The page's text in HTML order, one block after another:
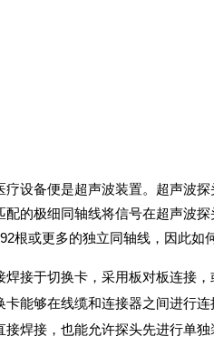
设备便是超声波装置。超声波
配的极细同轴线将信号在超声波
根或更多的独立同轴线，因此如
焊接于切换卡，采用板对板连接
卡能够在线缆和连接器之间进行
焊接，也能允许探头先进行单